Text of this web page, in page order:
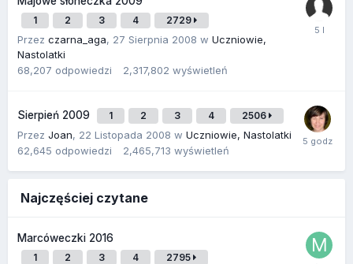
1 2 3 4 2729
Przez czarna_aga, 27 Sierpnia 2008 w Uczniowie,
Nastolatki
68,207 odpowiedzi 2,317,802 wyświetleń
Sierpień 2009 1 2 3 4 2506
Przez Joan, 22 Listopada 2008 w Uczniowie, Nastolatki
62,645 odpowiedzi 2,465,713 wyświetleń
Najczęściej czytane
Marcóweczki 2016
1 2 3 4 2795